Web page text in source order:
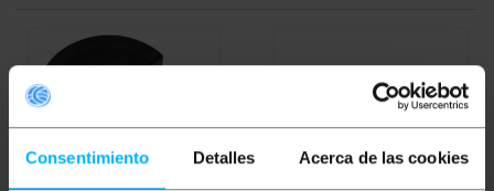
Consentimiento Detalles Acerca de las cookies